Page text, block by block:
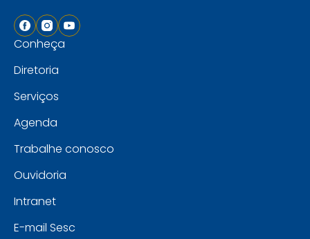
Conheça
Diretoria
Serviços
Agenda
Trabalhe conosco
Ouvidoria
Intranet
E-mail Sesc